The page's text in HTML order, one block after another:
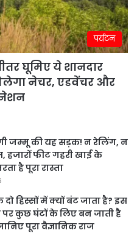
पर्यटन
घूमिए ये शानदार
नेचर, एडवेंचर और
जम्मू की यह सड़क! न रेलिंग, न
हजारों फीट गहरी खाई के
है पूरा रास्ता
हिस्सों में क्यों बंट जाता है? इस
कुछ घंटों के लिए बन जाती है
पूरा वैज्ञानिक राज